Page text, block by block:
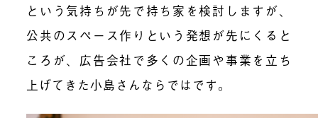
という気持ちが先で持ち家を検討しますが、
公共のスペース作りという発想が先にくると
ころが、広告会社で多くの企画や事業を立ち
上げてきた小島さんならではです。